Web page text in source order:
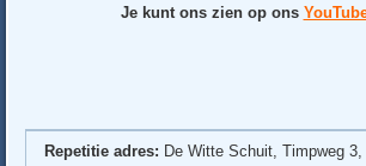
Je kunt ons zien op ons
Repetitie adres: De Witte Schuit, Timpweg 3,